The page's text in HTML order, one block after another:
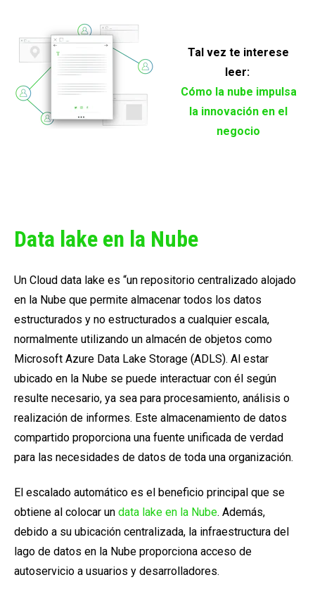
Tal vez te interese
leer:
Cómo la nube impulsa
la innovación en el
negocio
Data lake en la Nube
Un Cloud data lake es “un repositorio centralizado alojado
en la Nube que permite almacenar todos los datos
estructurados y no estructurados a cualquier escala,
normalmente utilizando un almacén de objetos como
Microsoft Azure Data Lake Storage (ADLS). Al estar
ubicado en la Nube se puede interactuar con él según
resulte necesario, ya sea para procesamiento, análisis o
realización de informes. Este almacenamiento de datos
compartido proporciona una fuente unificada de verdad
para las necesidades de datos de toda una organización.
El escalado automático es el beneficio principal que se
obtiene al colocar un data lake en la Nube. Además,
debido a su ubicación centralizada, la infraestructura del
lago de datos en la Nube proporciona acceso de
autoservicio a usuarios y desarrolladores.